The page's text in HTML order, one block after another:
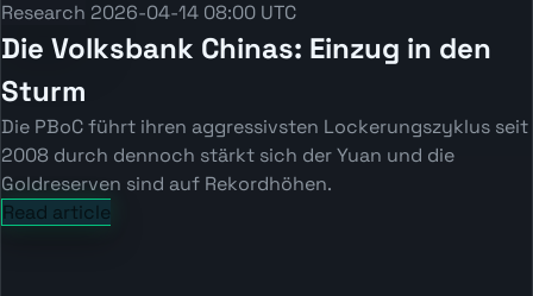
Research 2026-04-14 08:00 UTC
Die Volksbank Chinas: Einzug in den
Sturm
Die PBoC führt ihren aggressivsten Lockerungszyklus seit
2008 durch dennoch stärkt sich der Yuan und die
Goldreserven sind auf Rekordhöhen.
Read article